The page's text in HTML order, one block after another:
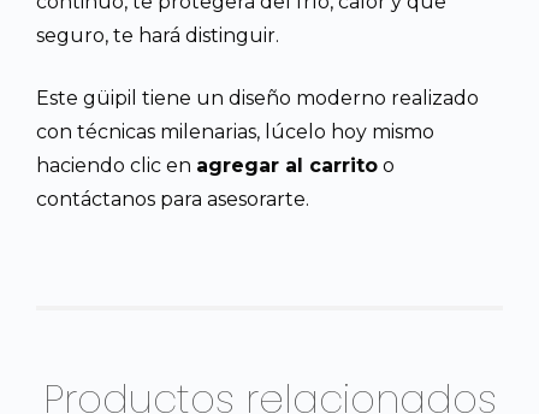
seguro, te hará distinguir.
Este güipil tiene un diseño moderno realizado
con técnicas milenarias, lúcelo hoy mismo
haciendo clic en agregar al carrito o
contáctanos para asesorarte.
Productos relacionados